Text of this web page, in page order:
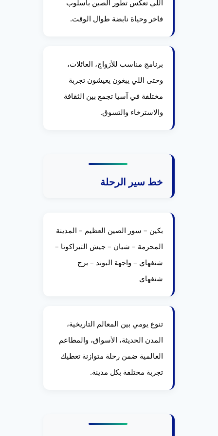
اللي تعكس تطور الصين بأسلوب
فاخر وحياة نابضة طوال الوقت.
برنامج مناسب للأزواج، العائلات،
وحتى اللي يبغون يعيشون تجربة
مختلفة في آسيا تجمع بين الثقافة
والاسترخاء والتسوق.
خط سير الرحلة
بكين – سور الصين العظيم – المدينة
المحرمة – شيان – جيش التيراكوتا –
شنغهاي – واجهة البوند – برج
شنغهاي
تنوع يومي بين المعالم التاريخية،
المدن الحديثة، الأسواق، والمطاعم
العالمية ضمن رحلة متوازنة تعطيك
تجربة مختلفة بكل مدينة.